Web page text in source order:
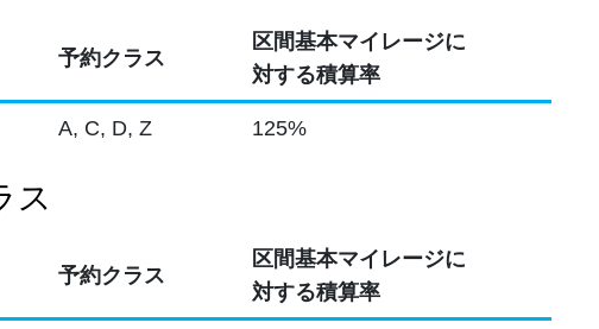
予約クラス
区間基本マイレージに
対する積算率
A, C, D, Z 125%
ス
予約クラス
区間基本マイレージに
対する積算率